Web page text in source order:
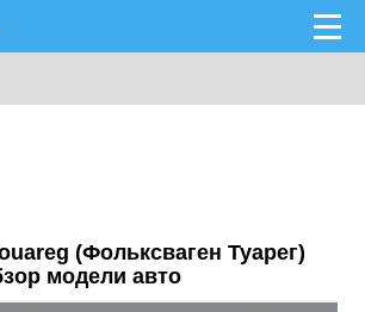
(Фольксваген Туарег)
модели авто